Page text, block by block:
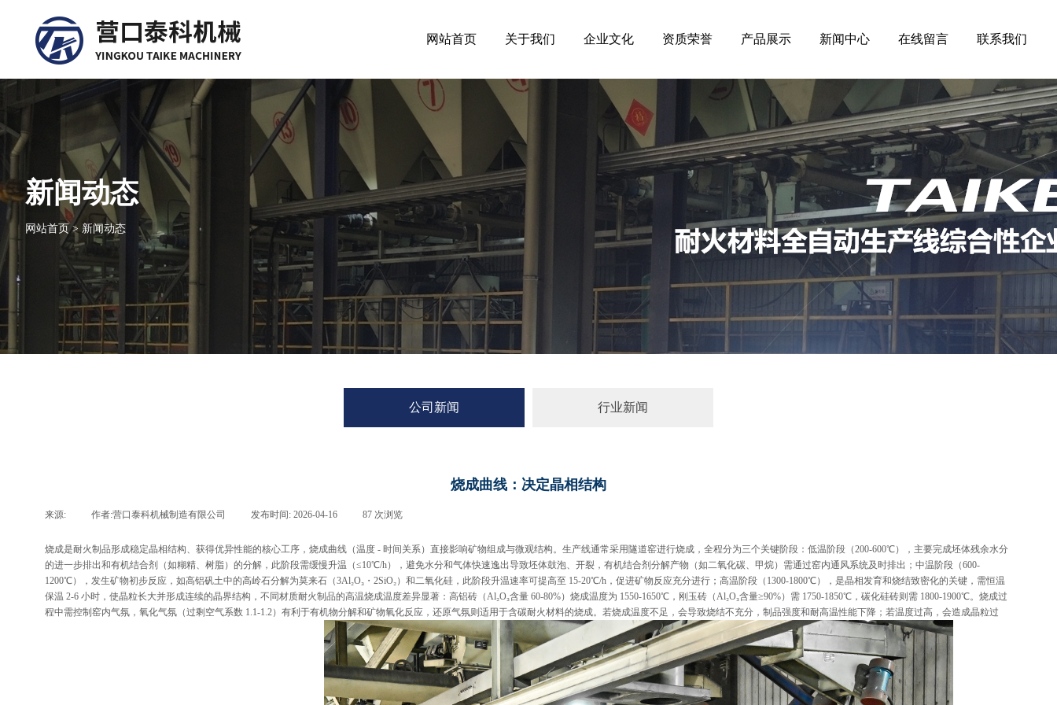
网站首页 关于我们 企业文化 资质荣誉 产品展示 新闻中心 在线留言 联系我们
新闻动态
网站首页 > 新闻动态
公司新闻 行业新闻
烧成曲线：决定晶相结构
来源: 作者:营口泰科机械制造有限公司 发布时间: 2026-04-16 87 次浏览
烧成是耐火制品形成稳定晶相结构、获得优异性能的核心工序，烧成曲线（温度 - 时间关系）直接影响矿物组成与微观结构。生产线通常采用隧道窑进行烧成，全程分为三个关键阶段：低温阶段（200-600℃），主要完成坯体残余水分
的进一步排出和有机结合剂（如糊精、树脂）的分解，此阶段需缓慢升温（≤10℃/h），避免水分和气体快速逸出导致坯体鼓泡、开裂，有机结合剂分解产物（如二氧化碳、甲烷）需通过窑内通风系统及时排出；中温阶段（600-
1200℃），发生矿物初步反应，如高铝矾土中的高岭石分解为莫来石（3Al₂O₃・2SiO₂）和二氧化硅，此阶段升温速率可提高至 15-20℃/h，促进矿物反应充分进行；高温阶段（1300-1800℃），是晶相发育和烧结致密化的关键，需恒温
保温 2-6 小时，使晶粒长大并形成连续的晶界结构，不同材质耐火制品的高温烧成温度差异显著：高铝砖（Al₂O₃含量 60-80%）烧成温度为 1550-1650℃，刚玉砖（Al₂O₃含量≥90%）需 1750-1850℃，碳化硅砖则需 1800-1900℃。烧成过
程中需控制窑内气氛，氧化气氛（过剩空气系数 1.1-1.2）有利于有机物分解和矿物氧化反应，还原气氛则适用于含碳耐火材料的烧成。若烧成温度不足，会导致烧结不充分，制品强度和耐高温性能下降；若温度过高，会造成晶粒过